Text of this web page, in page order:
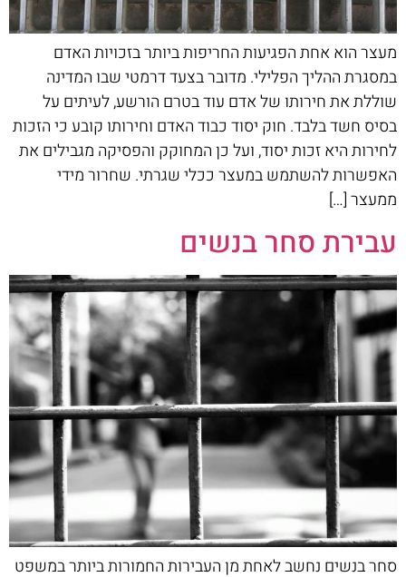
מעצר הוא אחת הפגיעות החריפות ביותר בזכויות האדם
במסגרת ההליך הפלילי. מדובר בצעד דרמטי שבו המדינה
שוללת את חירותו של אדם עוד בטרם הורשע, לעיתים על
בסיס חשד בלבד. חוק יסוד כבוד האדם וחירותו קובע כי הזכות
לחירות היא זכות יסוד, ועל כן המחוקק והפסיקה מגבילים את
האפשרות להשתמש במעצר ככלי שגרתי. שחרור מידי
ממעצר […]
עבירת סחר בנשים
סחר בנשים נחשב לאחת מן העבירות החמורות ביותר במשפט